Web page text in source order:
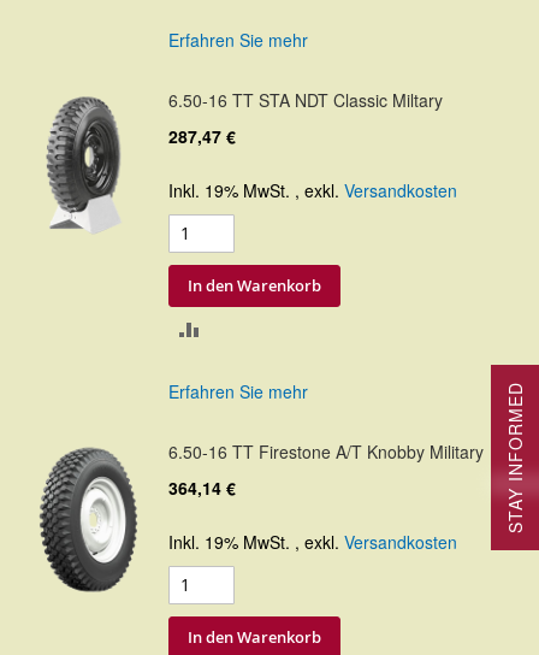
Erfahren Sie mehr
6.50-16 TT STA NDT Classic Miltary
287,47 €
Inkl. 19% MwSt. , exkl. Versandkosten
In den Warenkorb
Erfahren Sie mehr
6.50-16 TT Firestone A/T Knobby Military
364,14 €
Inkl. 19% MwSt. , exkl. Versandkosten
In den Warenkorb
STAY INFORMED